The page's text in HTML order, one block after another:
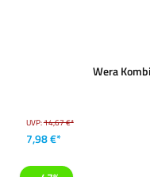
Wera
UVP:14,67 €*
7,98 €*